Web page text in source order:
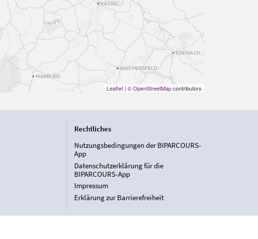
Leaflet| ©OpenStreetMapcontributors
Rechtliches
Nutzungsbedingungen der BIPARCOURS-
App
Datenschutzerklärung für die
BIPARCOURS-App
Impressum
Erklärung zur Barrierefreiheit